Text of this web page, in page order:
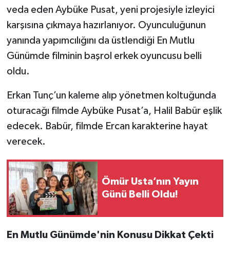
veda eden Aybüke Pusat, yeni projesiyle izleyici
karşısına çıkmaya hazırlanıyor. Oyunculuğunun
yanında yapımcılığını da üstlendiği En Mutlu
Günümde filminin başrol erkek oyuncusu belli
oldu.
Erkan Tunç’un kaleme alıp yönetmen koltuğunda
oturacağı filmde Aybüke Pusat’a, Halil Babür eşlik
edecek. Babür, filmde Ercan karakterine hayat
verecek.
Ömür Usta’nın Yayın
Günü Belli Oldu!
En Mutlu Günümde'nin Konusu Dikkat Çekti